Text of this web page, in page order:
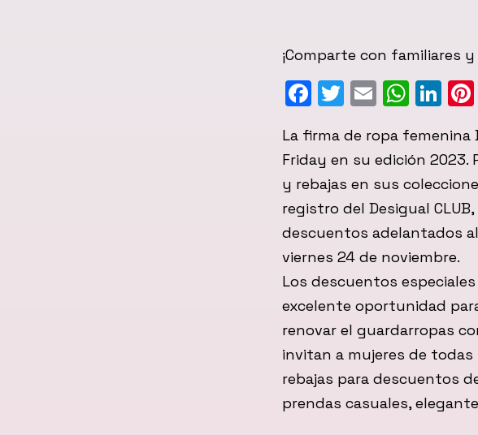
¡Comparte con familiares
Facebook
Twitter
Email
La firma de ropa femenina
Friday en su edición 2023.
y rebajas en sus
registro del Desigual
descuentos adelantados
viernes 24 de noviembre.
Los descuentos
excelente oportunidad
renovar el guardarropas
invitan a mujeres de
rebajas para descuentos
prendas casuales,